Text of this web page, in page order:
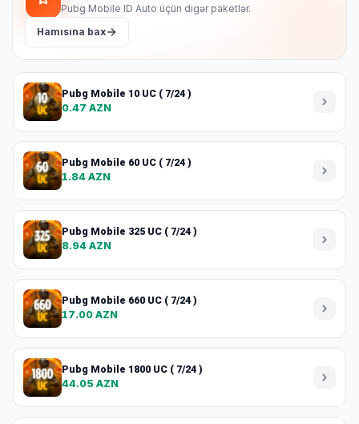
Pubg Mobile ID Auto üçün digər paketlər.
Hamısına bax
Pubg Mobile 10 UC ( 7/24 )
0.47 AZN
Pubg Mobile 60 UC ( 7/24 )
1.84 AZN
Pubg Mobile 325 UC ( 7/24 )
8.94 AZN
Pubg Mobile 660 UC ( 7/24 )
17.00 AZN
Pubg Mobile 1800 UC ( 7/24 )
44.05 AZN